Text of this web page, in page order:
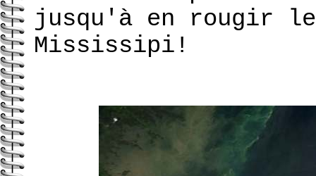
jusqu'à en rougir
Mississipi!